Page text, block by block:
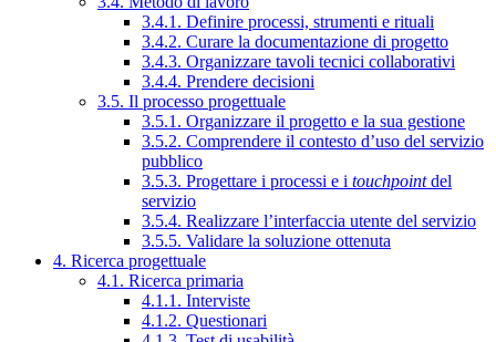
3.4.1. Definire processi, strumenti e rituali
3.4.2. Curare la documentazione di progetto
3.4.3. Organizzare tavoli tecnici collaborativi
3.4.4. Prendere decisioni
3.5. Il processo progettuale
3.5.1. Organizzare il progetto e la sua gestione
3.5.2. Comprendere il contesto d’uso del servizio
pubblico
3.5.3. Progettare i processi e i touchpointdel
servizio
3.5.4. Realizzare l’interfaccia utente del servizio
3.5.5. Validare la soluzione ottenuta
4. Ricerca progettuale
4.1. Ricerca primaria
4.1.1. Interviste
4.1.2. Questionari